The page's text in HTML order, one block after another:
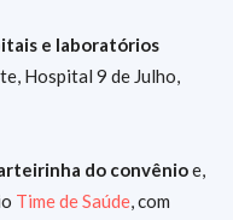
e laboratórios
Hospital 9 de Julho,
do convênioe,
Time de Saúde, com